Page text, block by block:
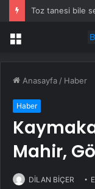
Menü
Anasayfa / Haber
Haber
Mahir,
DİLAN BİÇER